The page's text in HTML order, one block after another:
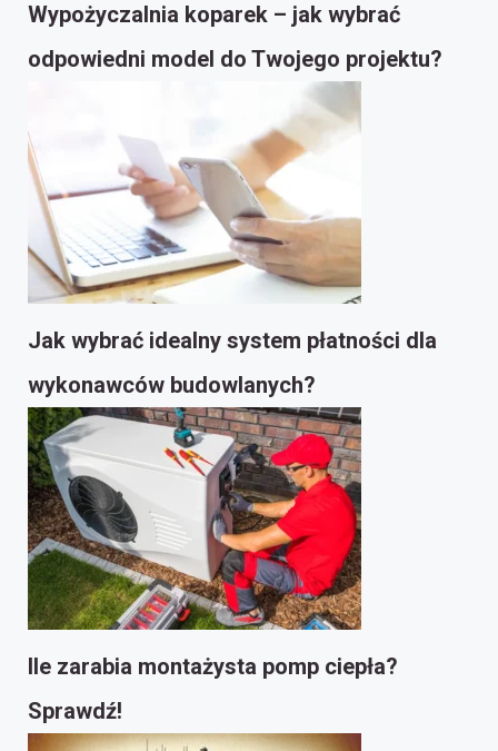
Wypożyczalnia koparek – jak wybrać
odpowiedni model do Twojego projektu?
Jak wybrać idealny system płatności dla
wykonawców budowlanych?
Ile zarabia montażysta pomp ciepła?
Sprawdź!